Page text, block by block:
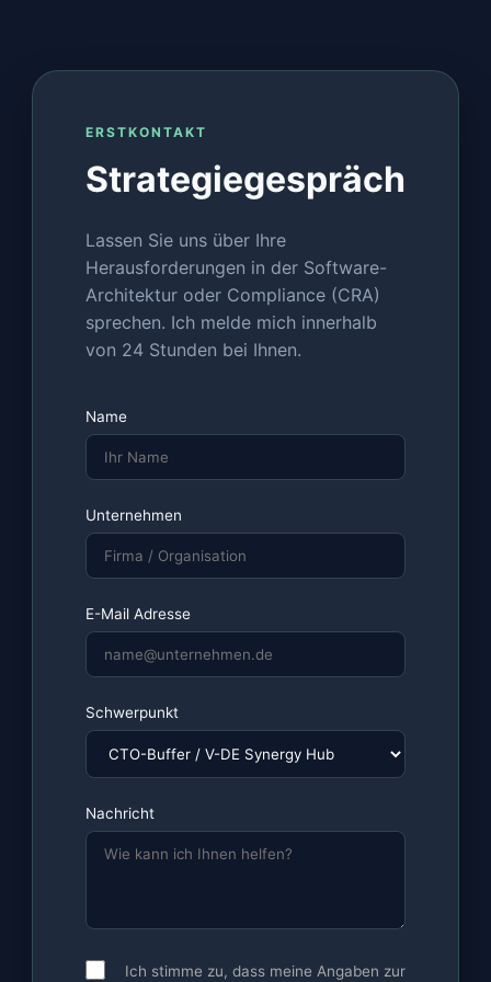
ERSTKONTAKT
Strategiegespräch
Lassen Sie uns über Ihre
Herausforderungen in der Software-
Architektur oder Compliance (CRA)
sprechen. Ich melde mich innerhalb
von 24 Stunden bei Ihnen.
Name
Unternehmen
E-Mail Adresse
Schwerpunkt
Nachricht
Ich stimme zu, dass meine Angaben zur